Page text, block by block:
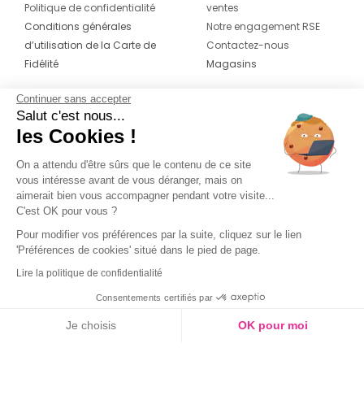
Politique de confidentialité
Conditions générales
d’utilisation de la Carte de
Fidélité
ventes
Notre engagement RSE
Contactez-nous
Magasins
CONTACT
04 42 20 78 42
Du lundi au jeudi de 8h30 à 16h30 & le
vendredi de 8h30 à 15h30
Continuer sans accepter
Salut c'est nous...
les Cookies !
On a attendu d'être sûrs que le contenu de ce site
vous intéresse avant de vous déranger, mais on
aimerait bien vous accompagner pendant votre visite...
C'est OK pour vous ?
Pour modifier vos préférences par la suite, cliquez sur le lien
'Préférences de cookies' situé dans le pied de page.
Lire la politique de confidentialité
Consentements certifiés par
Je choisis OK pour moi